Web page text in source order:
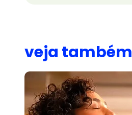
veja também